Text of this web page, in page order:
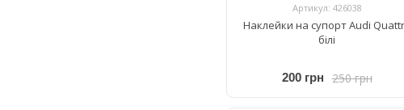
Артикул: 426038
Наклейки на супорт Audi
білі
250 грн
200 грн